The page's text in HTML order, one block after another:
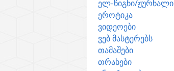
ელ-წიგნი/ჟურნალი
ეროტიკა
ვიდეოები
ვებ მასტერებს
თამაშები
თრახები